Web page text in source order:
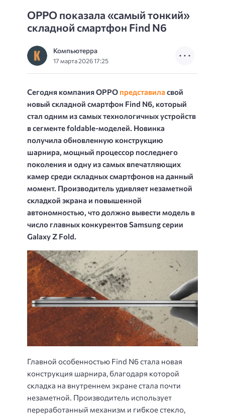
OPPO показала «самый тонкий»
складной смартфон Find N6
Компьютерра
17 марта 2026 17:25
Сегодня компания OPPO представила свой
новый складной смартфон Find N6, который
стал одним из самых технологичных устройств
в сегменте foldable-моделей. Новинка
получила обновленную конструкцию
шарнира, мощный процессор последнего
поколения и одну из самых впечатляющих
камер среди складных смартфонов на данный
момент. Производитель удивляет незаметной
складкой экрана и повышенной
автономностью, что должно вывести модель в
число главных конкурентов Samsung серии
Galaxy Z Fold.
Главной особенностью Find N6 стала новая
конструкция шарнира, благодаря которой
складка на внутреннем экране стала почти
незаметной. Производитель использует
переработанный механизм и гибкое стекло,